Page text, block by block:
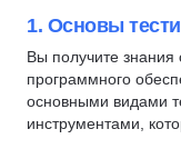
Вайб-кодинг
Нейронные сети
Swift
Сетевые технологии
Git
QA
Go (Golang)
Fullstack-разработка
C#
C/C++
Веб-разработка
1. Основы
Вы получите знания
программного
основными видами
инструментами,